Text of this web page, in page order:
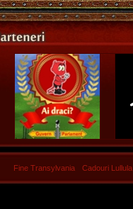
Fine Transylvania Cadouri Lullula